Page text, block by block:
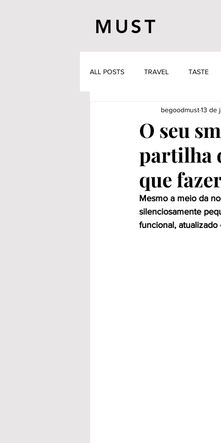
MUST
ALL POSTS TRAVEL TASTE
O seu
partilha
que
begoodmust13 de
Mesmo a meio da
silenciosamente
funcional, atualizado